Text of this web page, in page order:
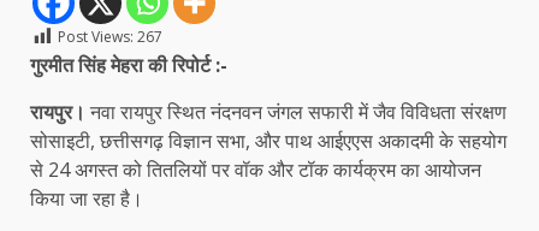
Post Views: 267
गुरमीत सिंह मेहरा की रिपोर्ट :-
रायपुर। नवा रायपुर स्थित नंदनवन जंगल सफारी में जैव विविधता संरक्षण
सोसाइटी, छत्तीसगढ़ विज्ञान सभा, और पाथ आईएएस अकादमी के सहयोग
से 24 अगस्त को तितलियों पर वॉक और टॉक कार्यक्रम का आयोजन
किया जा रहा है।